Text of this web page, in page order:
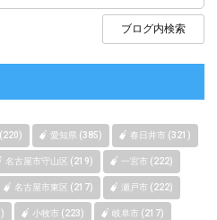
愛知県 (385) 春日井市 (321)
名古屋市守山区 (219) 一宮市 (222)
名古屋市東区 (217) 瀬戸市 (222)
小牧市 (223) 岐阜市 (217)